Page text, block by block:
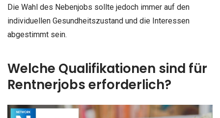
Die Wahl des Nebenjobs sollte jedoch immer auf den
individuellen Gesundheitszustand und die Interessen
abgestimmt sein.
Welche Qualifikationen sind für
Rentnerjobs erforderlich?